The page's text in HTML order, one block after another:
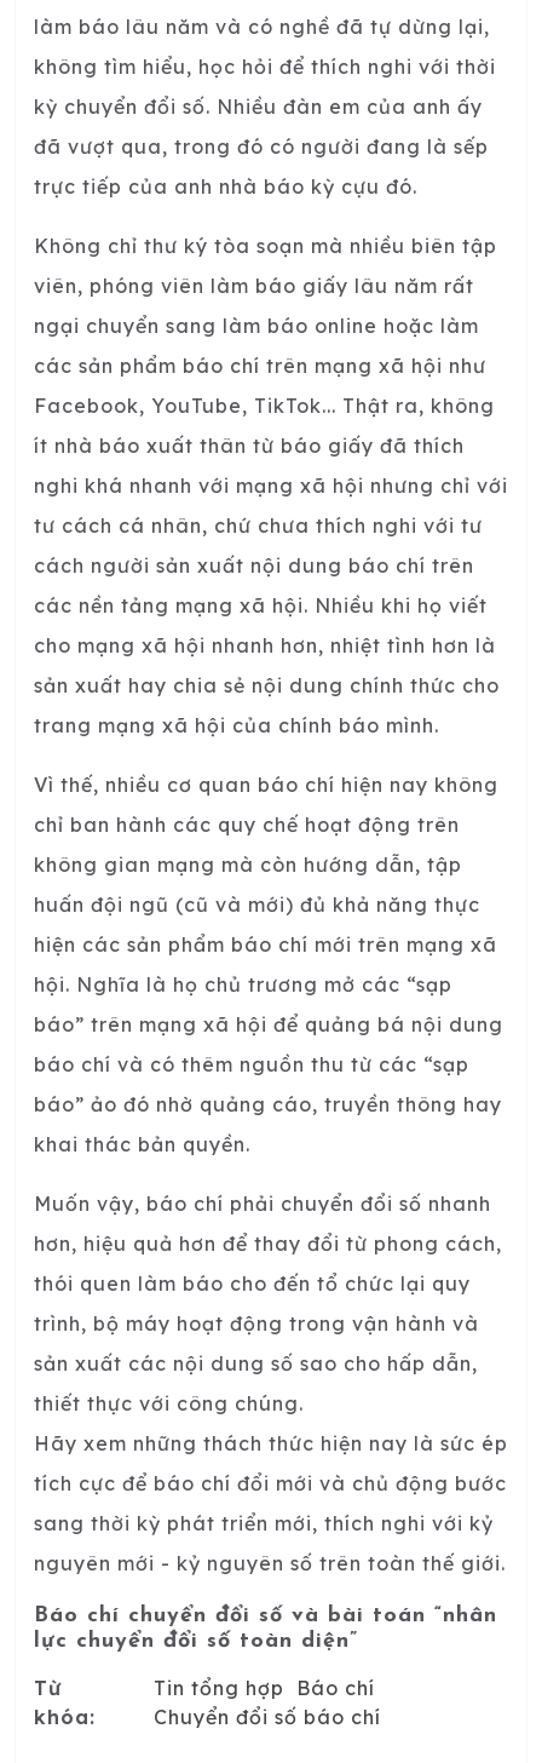
làm báo lâu năm và có nghề đã tự dừng lại,
không tìm hiểu, học hỏi để thích nghi với thời
kỳ chuyển đổi số. Nhiều đàn em của anh ấy
đã vượt qua, trong đó có người đang là sếp
trực tiếp của anh nhà báo kỳ cựu đó.
Không chỉ thư ký tòa soạn mà nhiều biên tập
viên, phóng viên làm báo giấy lâu năm rất
ngại chuyển sang làm báo online hoặc làm
các sản phẩm báo chí trên mạng xã hội như
Facebook, YouTube, TikTok... Thật ra, không
ít nhà báo xuất thân từ báo giấy đã thích
nghi khá nhanh với mạng xã hội nhưng chỉ với
tư cách cá nhân, chứ chưa thích nghi với tư
cách người sản xuất nội dung báo chí trên
các nền tảng mạng xã hội. Nhiều khi họ viết
cho mạng xã hội nhanh hơn, nhiệt tình hơn là
sản xuất hay chia sẻ nội dung chính thức cho
trang mạng xã hội của chính báo mình.
Vì thế, nhiều cơ quan báo chí hiện nay không
chỉ ban hành các quy chế hoạt động trên
không gian mạng mà còn hướng dẫn, tập
huấn đội ngũ (cũ và mới) đủ khả năng thực
hiện các sản phẩm báo chí mới trên mạng xã
hội. Nghĩa là họ chủ trương mở các “sạp
báo” trên mạng xã hội để quảng bá nội dung
báo chí và có thêm nguồn thu từ các “sạp
báo” ảo đó nhờ quảng cáo, truyền thông hay
khai thác bản quyền.
Muốn vậy, báo chí phải chuyển đổi số nhanh
hơn, hiệu quả hơn để thay đổi từ phong cách,
thói quen làm báo cho đến tổ chức lại quy
trình, bộ máy hoạt động trong vận hành và
sản xuất các nội dung số sao cho hấp dẫn,
thiết thực với công chúng.
Hãy xem những thách thức hiện nay là sức ép
tích cực để báo chí đổi mới và chủ động bước
sang thời kỳ phát triển mới, thích nghi với kỷ
nguyên mới - kỷ nguyên số trên toàn thế giới.
Báo chí chuyển đổi số và bài toán “nhân
lực chuyển đổi số toàn diện”
Từ
khóa:
Tin tổng hợp
Báo chí
Chuyển đổi số báo chí